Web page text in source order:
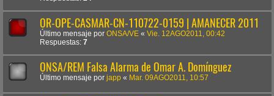
OR-OPE-CASMAR-CN-110722-0159 | AMANECER 2011
Último mensaje por ONSA/VE « Vie. 12AGO2011, 00:42
Respuestas: 7
ONSA/REM Falsa Alarma de Omar A. Domínguez
Último mensaje por japp « Mar. 09AGO2011, 10:57